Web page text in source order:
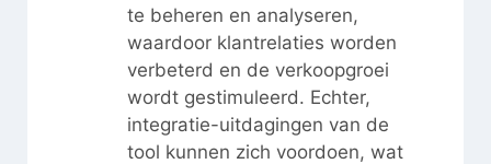
te beheren en analyseren,
waardoor klantrelaties worden
verbeterd en de verkoopgroei
wordt gestimuleerd. Echter,
integratie-uitdagingen van de
tool kunnen zich voordoen, wat